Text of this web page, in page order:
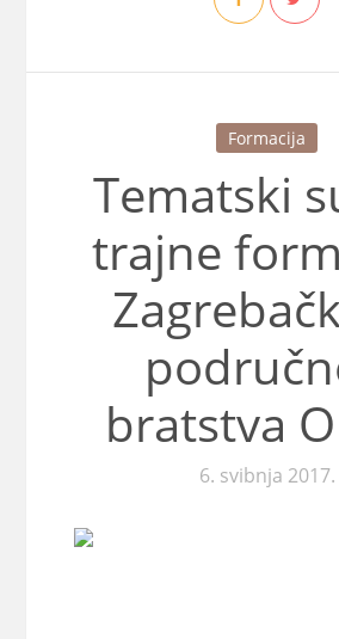
Formacija
Tematski
trajne
bratstva
6. svibnja 2017.